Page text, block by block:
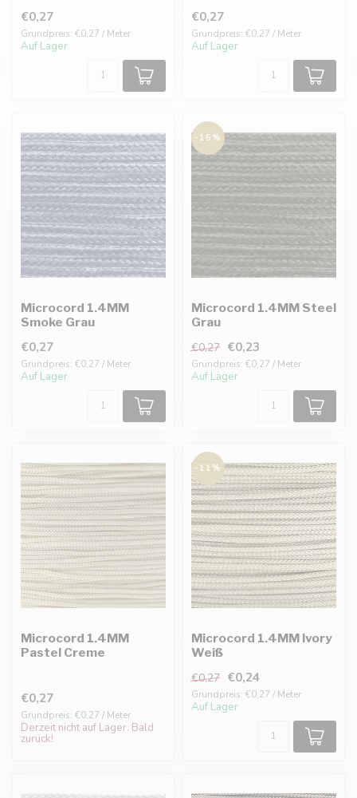
€0,27
Grundpreis: €0,27 / Meter
Auf Lager
€0,27
Grundpreis: €0,27 / Meter
Auf Lager
Microcord 1.4MM
Smoke Grau
€0,27
Grundpreis: €0,27 / Meter
Auf Lager
-15%
Microcord 1.4MM Steel
Grau
€0,27 €0,23
Grundpreis: €0,27 / Meter
Auf Lager
Microcord 1.4MM
Pastel Creme
€0,27
Grundpreis: €0,27 / Meter
Derzeit nicht auf Lager. Bald
zurück!
-11%
Microcord 1.4MM Ivory
Weiß
€0,27 €0,24
Grundpreis: €0,27 / Meter
Auf Lager